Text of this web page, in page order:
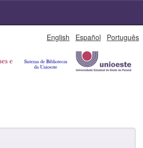
English Español Português